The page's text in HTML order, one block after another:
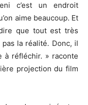
c’est un endroit
aime beaucoup. Et
que tout est très
la réalité. Donc, il
à réfléchir. » raconte
projection du film